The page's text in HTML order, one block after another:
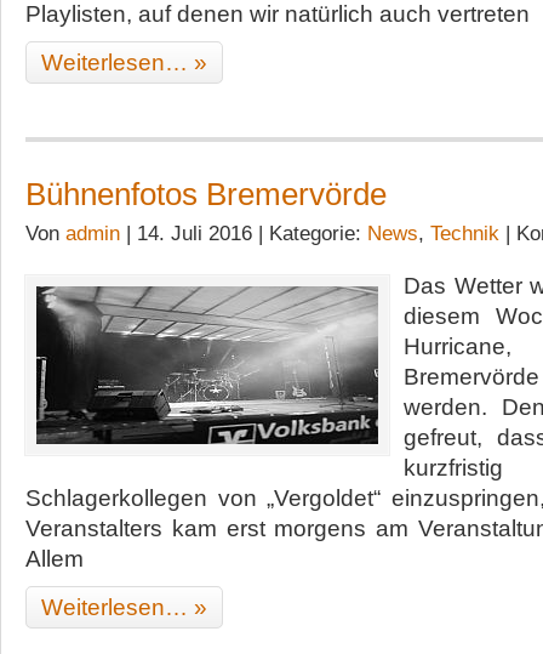
Playlisten, auf denen wir natürlich auch vertreten
Weiterlesen… »
Bühnenfotos Bremervörde
Von admin | 14. Juli 2016 | Kategorie: News, Technik |
Das Wetter
diesem
werden.
gefreut,
Schlagerkollegen von „Vergoldet“
Veranstalters kam erst morgens am
Allem
Weiterlesen… »